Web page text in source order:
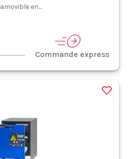
en...
Commande express